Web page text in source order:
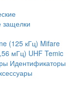
защелки
(125 кГц) Mifare
мГц) UHF Temic
Идентификаторы